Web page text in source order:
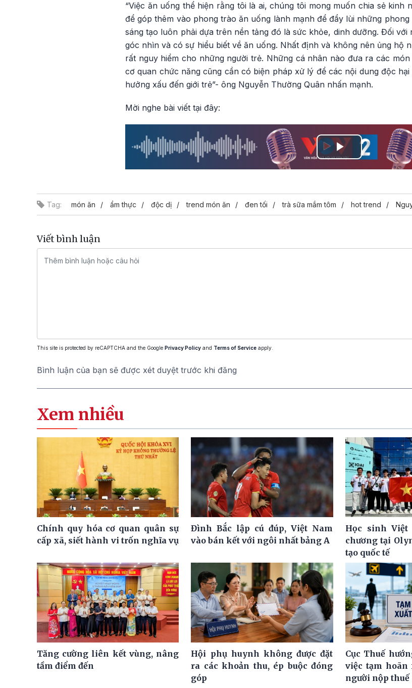
“Việc ăn uống thể hiện rằng tôi là ai, chúng tôi mong muốn chia sẻ kinh
để góp thêm vào phong trào ăn uống lành mạnh để đẩy lùi những
sáng tạo luôn phải dựa trên nền tảng đó là sức khỏe, dinh dưỡng. Đối với
góc nhìn và có sự hiểu biết về ăn uống. Nhất định và không nên ủng hộ
rất nguy hiểm cho những người trẻ. Những cá nhân nào đưa ra các
cơ quan chức năng cũng cần có biện pháp xử lý để các nội dung độc
hưởng xấu đến giới trẻ”- ông Nguyễn Thường Quân nhấn mạnh.
Mời nghe bài viết tại đây:
Play
Tag: món ăn ẩm thực độc dị trend món ăn đen tối trà sữa mắm tôm hot trend
Viết bình luận
This site is protected by reCAPTCHA and the Google Privacy Policy and Terms of Service apply.
Bình luận của bạn sẽ được xét duyệt trước khi đăng
Xem nhiều
Chính quy hóa cơ quan quân sự
cấp xã, siết hành vi trốn nghĩa vụ
Đình Bắc lập cú đúp, Việt Nam
vào bán kết với ngôi nhất bảng A
Học sinh Việt
chương tại
tạo quốc tế
Tăng cường liên kết vùng, nâng
tầm điểm đến
Hội phụ huynh không được đặt
ra các khoản thu, ép buộc đóng
góp
Cục Thuế
việc tạm hoãn
người nộp thuế